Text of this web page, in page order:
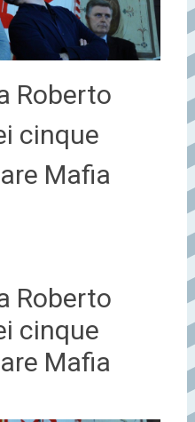
Roberto
cinque
Mafia
Roberto
cinque
Mafia